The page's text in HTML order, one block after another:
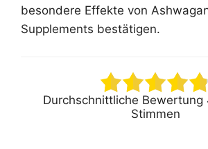
besondere Effekte von
Supplements bestätigen.
Durchschnittliche Bewertung
Stimmen